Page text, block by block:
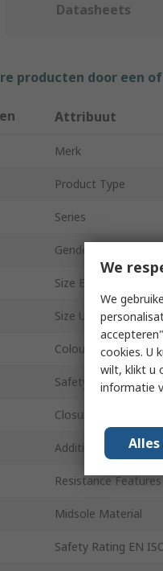
Datasheets
producten door een
Attribuut
Merk
Product Type
Series
Gender
Size EU
Size UK
Colour
Safety Toe Type
Closure Type
Additional Safety
Resistance Features
Midsole Material
Safety Rating EN
We
We
cookies. U
wilt, klikt u
informatie